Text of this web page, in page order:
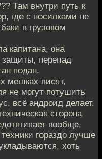
Там внутри путь к
где с носилками не
в грузовом
капитана, она
защиты, перепад
подан.
мешках висят,
не могут потушить
всё андроид делает.
сторона
вообще,
гораздо лучше
хоть